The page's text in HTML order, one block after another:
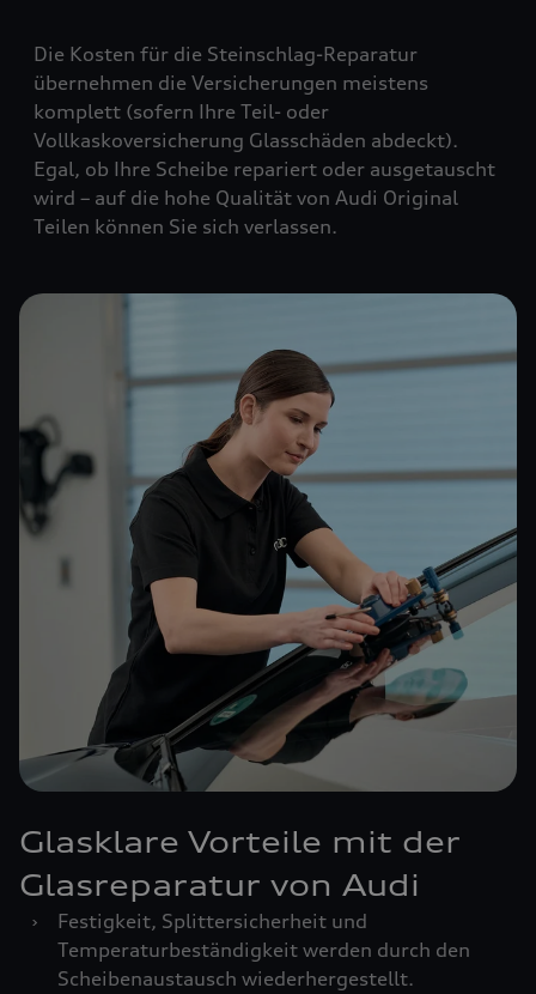
Die Kosten für die Steinschlag-Reparatur
übernehmen die Versicherungen meistens
komplett (sofern Ihre Teil- oder
Vollkaskoversicherung Glasschäden abdeckt).
Egal, ob Ihre Scheibe repariert oder ausgetauscht
wird – auf die hohe Qualität von Audi Original
Teilen können Sie sich verlassen.
Glasklare Vorteile mit der
Glasreparatur von Audi
›
Festigkeit, Splittersicherheit und
Temperaturbeständigkeit werden durch den
Scheibenaustausch wiederhergestellt.